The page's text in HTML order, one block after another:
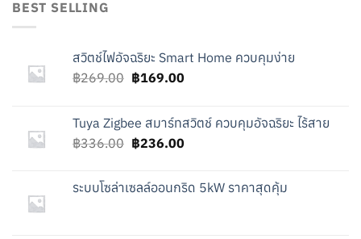
BEST SELLING
สวิตช์ไฟอัจฉริยะ Smart Home ควบคุมง่าย
฿269.00 Original
฿269.00.
฿169.00Current
฿169.00.
Tuya Zigbee สมาร์ทสวิตช์ ควบคุมอัจฉริยะ ไร้สาย
฿336.00 Original
฿336.00.
฿236.00Current
฿236.00.
ระบบโซล่าเซลล์ออนกริด 5kW ราคาสุดคุ้ม